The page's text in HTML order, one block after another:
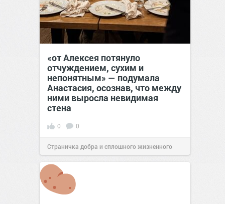
«от Алексея потянуло
отчуждением, сухим и
непонятным» — подумала
Анастасия, осознав, что между
ними выросла невидимая
стена
0 0
Страничка добра и сплошного жизненного
позитива! 13:38 Сегодня